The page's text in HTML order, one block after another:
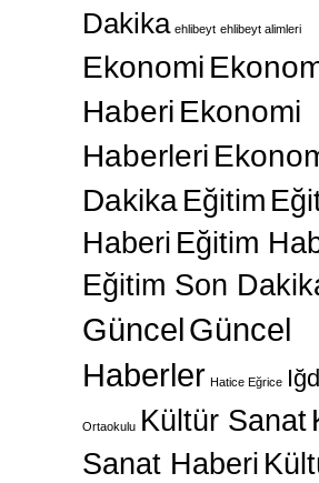
Dakika ehlibeyt ehlibeyt alimleri
Ekonomi
Haberi Ekonomi
Haberleri
Dakika Eğitim
Haberi Eğitim
Eğitim Son
GüncelGüncel
Haberler Hatice Eğrice
Ortaokulu Kültür Sanat
Sanat Haberi